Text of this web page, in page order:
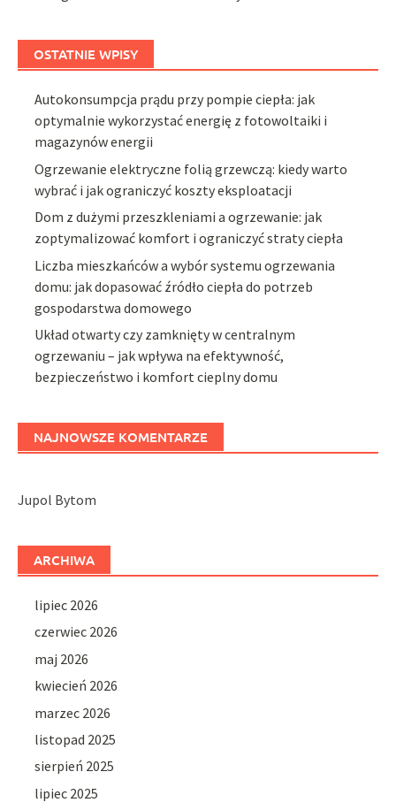
OSTATNIE WPISY
Autokonsumpcja prądu przy pompie ciepła: jak
optymalnie wykorzystać energię z fotowoltaiki i
magazynów energii
Ogrzewanie elektryczne folią grzewczą: kiedy warto
wybrać i jak ograniczyć koszty eksploatacji
Dom z dużymi przeszkleniami a ogrzewanie: jak
zoptymalizować komfort i ograniczyć straty ciepła
Liczba mieszkańców a wybór systemu ogrzewania
domu: jak dopasować źródło ciepła do potrzeb
gospodarstwa domowego
Układ otwarty czy zamknięty w centralnym
ogrzewaniu – jak wpływa na efektywność,
bezpieczeństwo i komfort cieplny domu
NAJNOWSZE KOMENTARZE
Jupol Bytom
ARCHIWA
lipiec 2026
czerwiec 2026
maj 2026
kwiecień 2026
marzec 2026
listopad 2025
sierpień 2025
lipiec 2025